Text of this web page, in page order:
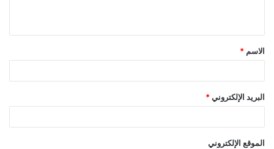
ق
*
الاسم *
البريد الإلكتروني *
الموقع الإلكتروني